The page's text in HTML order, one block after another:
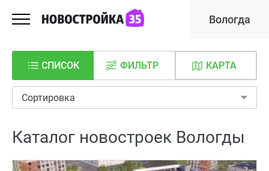
Вологда
СПИСОК КАРТА
ФИЛЬТР
Сортировка
Каталог новостроек Вологды